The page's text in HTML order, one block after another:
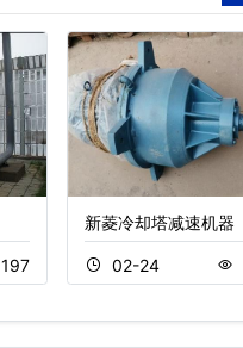
197
新菱冷却塔减速机器
02-24